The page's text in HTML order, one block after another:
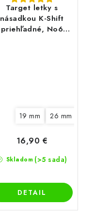
Target letky s
násadkou K-Shift
priehľadné, No6
19 mm 26 mm
Skladom (>5 sada)
16,90 €
DETAIL